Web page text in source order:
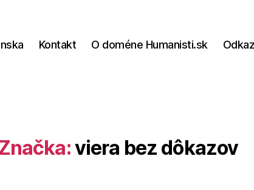
Kontakt O doméne Humanisti.sk
viera bez dôkazov